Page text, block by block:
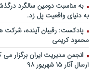
به مناسبت دومین سالگرد
به دنیای واقعیت پل زد.
پادکست: رقیبان آینده،
محمود کریمی
انجمن مدیریت ایران برگزار
ارسال آثار ۱۵ شهریور ۹۸